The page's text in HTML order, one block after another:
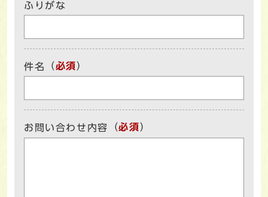
ふりがな
件名 （必須）
お問い合わせ内容 （必須）